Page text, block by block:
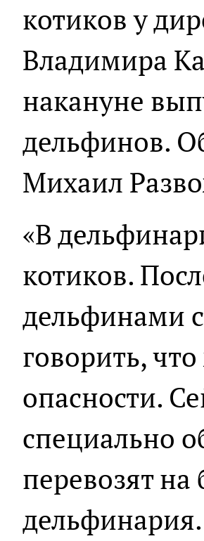
котиков у
Владимира
накануне
дельфинов.
Михаил
«В
котиков.
дельфинами
говорить,
опасности.
специально
перевозят на